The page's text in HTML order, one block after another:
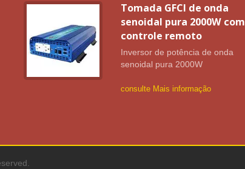
Tomada GFCI de onda
senoidal pura 2000W com
controle remoto
Inversor de potência de onda
senoidal pura 2000W
consulte Mais informação